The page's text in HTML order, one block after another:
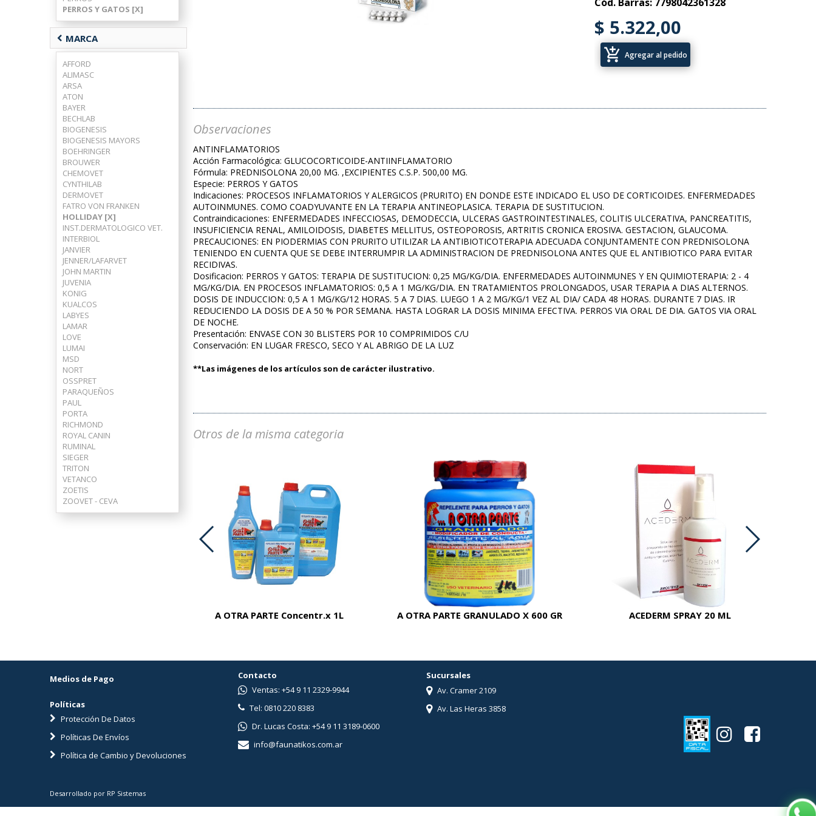
PERROS Y GATOS [X]
chevron_left MARCA
AFFORD
ALIMASC
ARSA
ATON
BAYER
BECHLAB
BIOGENESIS
BIOGENESIS MAYORS
BOEHRINGER
BROUWER
CHEMOVET
CYNTHILAB
DERMOVET
FATRO VON FRANKEN
HOLLIDAY [X]
INST.DERMATOLOGICO VET.
INTERBIOL
JANVIER
JENNER/LAFARVET
JOHN MARTIN
JUVENIA
KONIG
KUALCOS
LABYES
LAMAR
LOVE
LUMAI
MSD
NORT
OSSPRET
PARAQUEÑOS
PAUL
PORTA
RICHMOND
ROYAL CANIN
RUMINAL
SIEGER
TRITON
VETANCO
ZOETIS
ZOOVET - CEVA
$ 5.322,00
add_shopping_cart Agregar al pedido
Observaciones
ANTINFLAMATORIOS
Acción Farmacológica: GLUCOCORTICOIDE-ANTIINFLAMATORIO
Fórmula: PREDNISOLONA 20,00 MG. ,EXCIPIENTES C.S.P. 500,00 MG.
Especie: PERROS Y GATOS
Indicaciones: PROCESOS INFLAMATORIOS Y ALERGICOS (PRURITO) EN DONDE ESTE INDICADO EL USO DE CORTICOIDES. ENFERMEDADES
AUTOINMUNES. COMO COADYUVANTE EN LA TERAPIA ANTINEOPLASICA. TERAPIA DE SUSTITUCION.
Contraindicaciones: ENFERMEDADES INFECCIOSAS, DEMODECCIA, ULCERAS GASTROINTESTINALES, COLITIS ULCERATIVA, PANCREATITIS,
INSUFICIENCIA RENAL, AMILOIDOSIS, DIABETES MELLITUS, OSTEOPOROSIS, ARTRITIS CRONICA EROSIVA. GESTACION, GLAUCOMA.
PRECAUCIONES: EN PIODERMIAS CON PRURITO UTILIZAR LA ANTIBIOTICOTERAPIA ADECUADA CONJUNTAMENTE CON PREDNISOLONA
TENIENDO EN CUENTA QUE SE DEBE INTERRUMPIR LA ADMINISTRACION DE PREDNISOLONA ANTES QUE EL ANTIBIOTICO PARA EVITAR
RECIDIVAS.
Dosificacion: PERROS Y GATOS: TERAPIA DE SUSTITUCION: 0,25 MG/KG/DIA. ENFERMEDADES AUTOINMUNES Y EN QUIMIOTERAPIA: 2 - 4
MG/KG/DIA. EN PROCESOS INFLAMATORIOS: 0,5 A 1 MG/KG/DIA. EN TRATAMIENTOS PROLONGADOS, USAR TERAPIA A DIAS ALTERNOS.
DOSIS DE INDUCCION: 0,5 A 1 MG/KG/12 HORAS. 5 A 7 DIAS. LUEGO 1 A 2 MG/KG/1 VEZ AL DIA/ CADA 48 HORAS. DURANTE 7 DIAS. IR
REDUCIENDO LA DOSIS DE A 50 % POR SEMANA. HASTA LOGRAR LA DOSIS MINIMA EFECTIVA. PERROS VIA ORAL DE DIA. GATOS VIA ORAL
DE NOCHE.
Presentación: ENVASE CON 30 BLISTERS POR 10 COMPRIMIDOS C/U
Conservación: EN LUGAR FRESCO, SECO Y AL ABRIGO DE LA LUZ
**Las imágenes de los artículos son de carácter ilustrativo.
Otros de la misma categoria
A OTRA PARTE Concentr.x 1L A OTRA PARTE GRANULADO X 600 GR ACEDERM SPRAY 20 ML
Medios de Pago
Políticas
Protección De Datos
Políticas De Envíos
Política de Cambio y Devoluciones
Desarrollado por RP Sistemas
Contacto
Ventas: +54 9 11 2329-9944
Tel: 0810 220 8383
Dr. Lucas Costa: +54 9 11 3189-0600
info@faunatikos.com.ar
Sucursales
Av. Cramer 2109
Av. Las Heras 3858